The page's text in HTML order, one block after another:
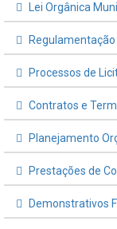
Lei Orgânica
Processos de
Contratos e
Planejamento
Prestações de
Demonstrativos